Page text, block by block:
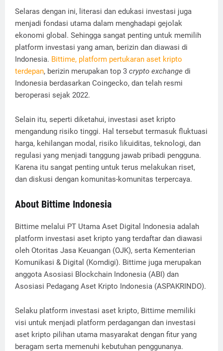
Selaras dengan ini, literasi dan edukasi investasi juga
menjadi fondasi utama dalam menghadapi gejolak
ekonomi global. Sehingga sangat penting untuk memilih
platform investasi yang aman, berizin dan diawasi di
Indonesia. Bittime, platform pertukaran aset kripto
terdepan, berizin merupakan top 3 crypto exchange di
Indonesia berdasarkan Coingecko, dan telah resmi
beroperasi sejak 2022.
Selain itu, seperti diketahui, investasi aset kripto
mengandung risiko tinggi. Hal tersebut termasuk fluktuasi
harga, kehilangan modal, risiko likuiditas, teknologi, dan
regulasi yang menjadi tanggung jawab pribadi pengguna.
Karena itu sangat penting untuk terus melakukan riset,
dan diskusi dengan komunitas-komunitas terpercaya.
About Bittime Indonesia
Bittime melalui PT Utama Aset Digital Indonesia adalah
platform investasi aset kripto yang terdaftar dan diawasi
oleh Otoritas Jasa Keuangan (OJK), serta Kementerian
Komunikasi & Digital (Komdigi). Bittime juga merupakan
anggota Asosiasi Blockchain Indonesia (ABI) dan
Asosiasi Pedagang Aset Kripto Indonesia (ASPAKRINDO).
Selaku platform investasi aset kripto, Bittime memiliki
visi untuk menjadi platform perdagangan dan investasi
aset kripto pilihan utama masyarakat dengan fitur yang
beragam serta memenuhi kebutuhan penggunanya.